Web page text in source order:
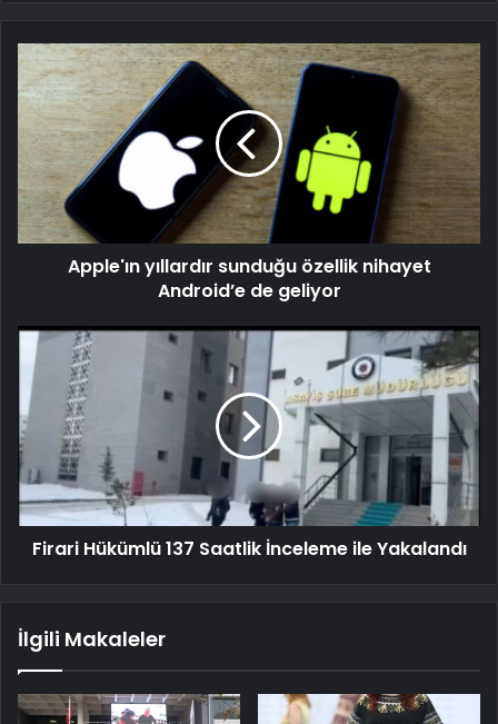
Apple'ın yıllardır sunduğu özellik nihayet
Android’e de geliyor
Firari Hükümlü 137 Saatlik İnceleme ile Yakalandı
İlgili Makaleler